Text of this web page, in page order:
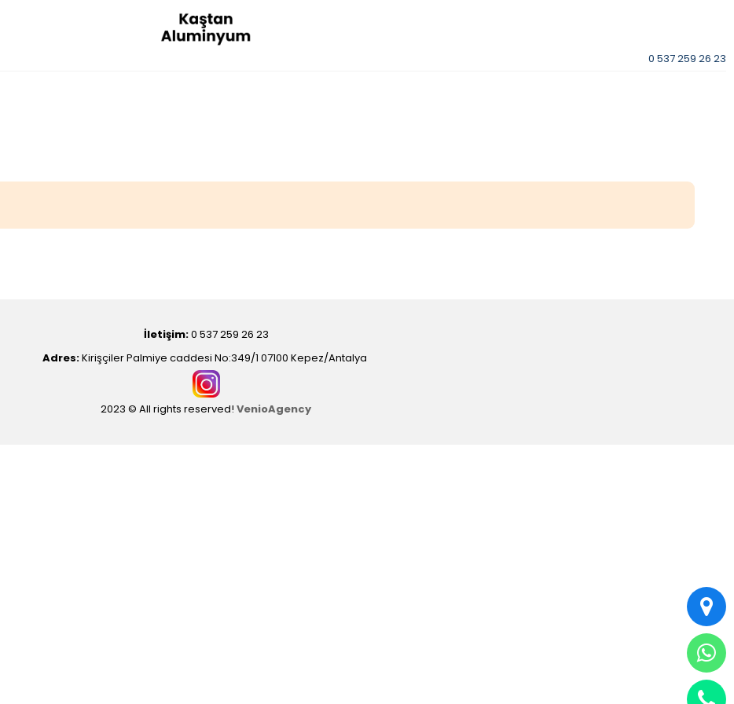
0 537 259 26 23
İletişim:0 537 259 26 23
Adres:Kirişçiler Palmiye caddesi No:349/1 07100 Kepez/Antalya
2023 © All rights reserved! VenioAgency